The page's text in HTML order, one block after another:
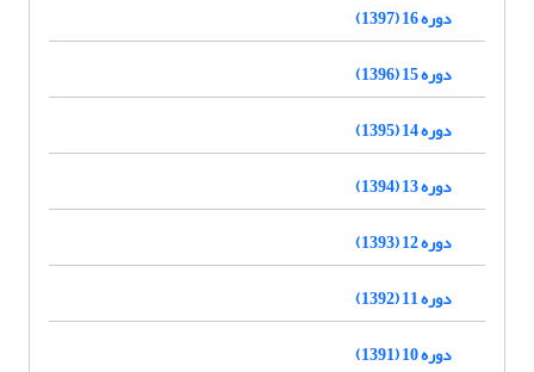
دوره 16 (1397)
دوره 15 (1396)
دوره 14 (1395)
دوره 13 (1394)
دوره 12 (1393)
دوره 11 (1392)
دوره 10 (1391)